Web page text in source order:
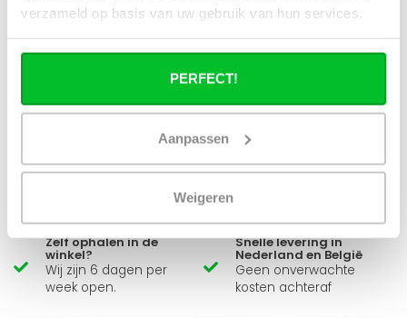
verzameld op basis van uw gebruik van hun services.
PERFECT!
Aanpassen
Weigeren
Heb je een vraag over dit product ?
Simon helpt je graag en kan al je vragen beantwoorden.
Ruim assortiment
14 dagen bedenktijd
Zelf ophalen in de
winkel?
Wij zijn 6 dagen per
week open.
Snelle levering in
Nederland en België
Geen onverwachte
kosten achteraf